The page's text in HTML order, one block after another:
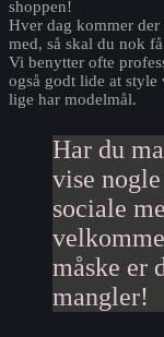
shoppen!
Hver dag kommer
med, så skal du nok
Vi benytter ofte
også godt lide at
lige har modelmål.
Har du
vise
sociale
måske er
mangler!